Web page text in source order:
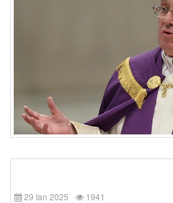
29 Ian 2025 1941